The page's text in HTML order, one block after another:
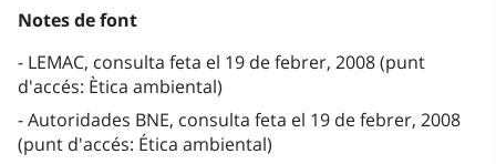
Notes de font
LEMAC, consulta feta el 19 de febrer, 2008 (punt
d'accés: Ètica ambiental)
Autoridades BNE, consulta feta el 19 de febrer, 2008
(punt d'accés: Ética ambiental)